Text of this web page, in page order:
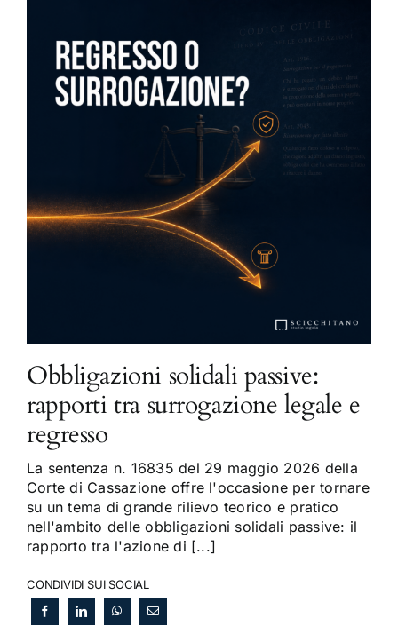
Obbligazioni solidali passive:
rapporti tra surrogazione legale e
regresso
La sentenza n. 16835 del 29 maggio 2026 della
Corte di Cassazione offre l'occasione per tornare
su un tema di grande rilievo teorico e pratico
nell'ambito delle obbligazioni solidali passive: il
rapporto tra l'azione di [...]
CONDIVIDI SUI SOCIAL